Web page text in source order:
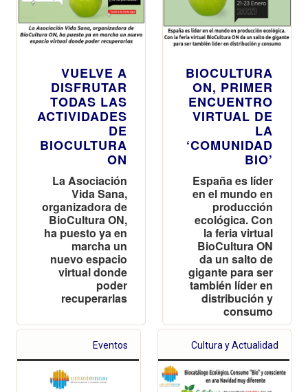
VUELVE A
DISFRUTAR
TODAS LAS
ACTIVIDADES
DE
BIOCULTURA
ON
La Asociación
Vida Sana,
organizadora de
BioCultura ON,
ha puesto ya en
marcha un
nuevo espacio
virtual donde
poder
recuperarlas
BIOCULTURA
ON, PRIMER
ENCUENTRO
VIRTUAL DE
LA
‘COMUNIDAD
BIO’
España es líder
en el mundo en
producción
ecológica. Con
la feria virtual
BioCultura ON
da un salto de
gigante para ser
también líder en
distribución y
consumo
Eventos Cultura y Actualidad